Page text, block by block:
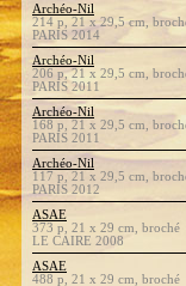
Archéo-Nil
214 p, 21 x 29,5 cm,
PARIS 2014
Archéo-Nil
206 p, 21 x 29,5 cm,
PARIS 2011
Archéo-Nil
168 p, 21 x 29,5 cm,
PARIS 2011
Archéo-Nil
117 p, 21 x 29,5 cm,
PARIS 2012
ASAE
373 p, 21 x 29 cm, broché
LE CAIRE 2008
ASAE
488 p, 21 x 29 cm, broché